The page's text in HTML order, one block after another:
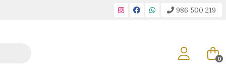
986 500 219
0